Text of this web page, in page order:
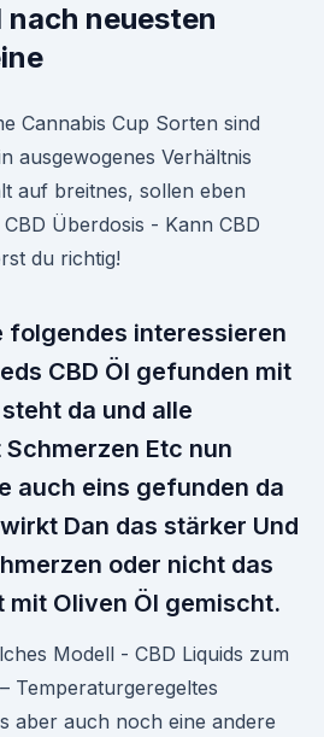
nach neuesten
Cannabis Cup Sorten sind
ausgewogenes Verhältnis
auf breitnes, sollen eben
Überdosis - Kann CBD
du richtig!
folgendes interessieren
CBD Öl gefunden mit
da und alle
Etc nun
auch eins gefunden da
Dan das stärker Und
oder nicht das
mit Oliven Öl gemischt.
Modell - CBD Liquids zum
Temperaturgeregeltes
aber auch noch eine andere